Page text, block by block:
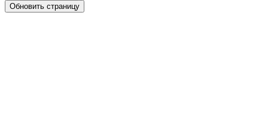
Обновить страницу